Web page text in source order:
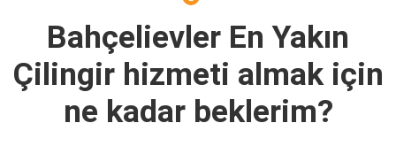
Bahçelievler En Yakın
Çilingirhizmeti almak için
ne kadar beklerim?